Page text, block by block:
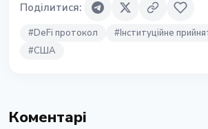
Поділитися:
#DeFi протокол #Інституційне
#США
Коментарі